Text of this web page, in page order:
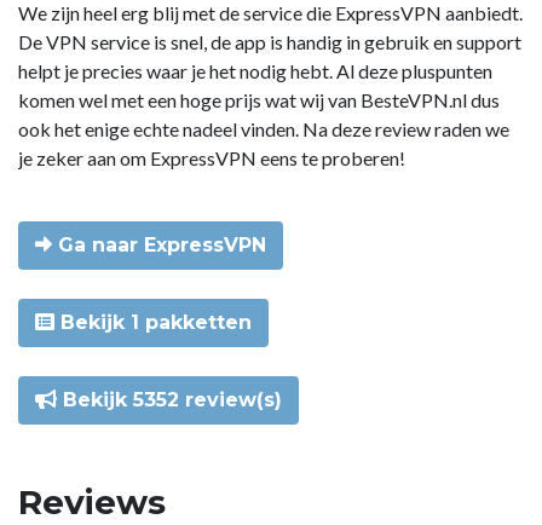
We zijn heel erg blij met de service die ExpressVPN aanbiedt.
De VPN service is snel, de app is handig in gebruik en support
helpt je precies waar je het nodig hebt. Al deze pluspunten
komen wel met een hoge prijs wat wij van BesteVPN.nl dus
ook het enige echte nadeel vinden. Na deze review raden we
je zeker aan om ExpressVPN eens te proberen!
Ga naar ExpressVPN
Bekijk 1 pakketten
Bekijk 5352 review(s)
Reviews